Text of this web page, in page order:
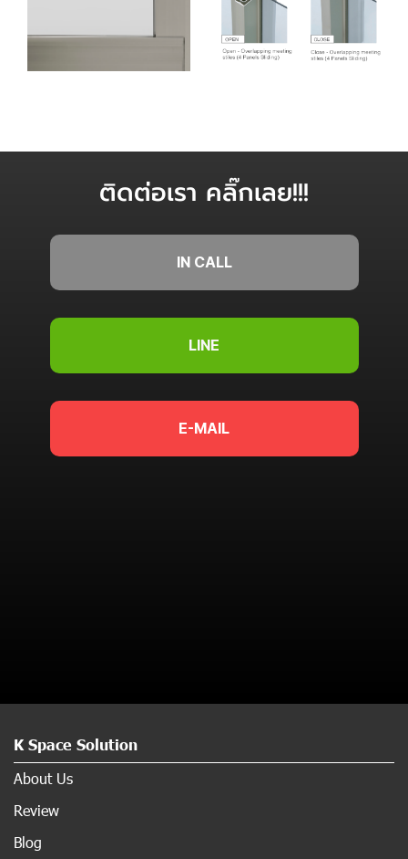
ติดต่อเรา คลิ๊กเลย!!!
IN CALL
LINE
E-MAIL
K Space Solution
About Us
Review
Blog